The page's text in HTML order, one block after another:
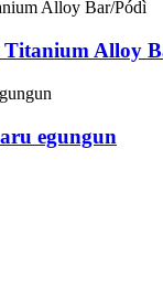
Titanium Alloy
egungun